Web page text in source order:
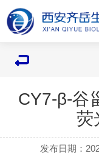
CY7-β-谷
荧
发布日期：